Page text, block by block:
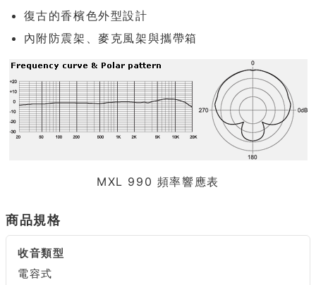
復古的香檳色外型設計
內附防震架、麥克風架與攜帶箱
MXL 990 頻率響應表
商品規格
收音類型
電容式